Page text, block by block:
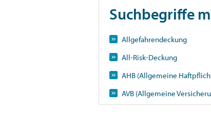
Suchbegriffe
Allgefahrendeckung
All-Risk-Deckung
AHB (Allgemeine
AVB (Allgemeine